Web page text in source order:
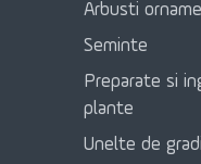
Arbusti
Seminte
Preparate si
plante
Unelte de